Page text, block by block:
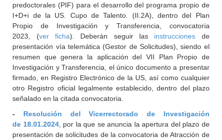
predoctorales (PIF) para el desarrollo del programa propio de
I+D+i de la US. Cupo de Talento. (II.2A), dentro del Plan
Propio de Investigación y Transferencia, convocatoria
2023, (ver ficha). Deberán seguir las instrucciones de
presentación vía telemática (Gestor de Solicitudes), siendo el
resumen que genera la aplicación del VII Plan Propio de
Investigación y Transferencia, el único documento a presentar
firmado, en Registro Electrónico de la US, así como cualquier
otro Registro oficial legalmente establecido, dentro del plazo
señalado en la citada convocatoria.
- Resolución del Vicerrectorado de Investigación
de 18.01.2024, por la que se anuncia la apertura del plazo de
presentación de solicitudes de la convocatoria de Atracción de